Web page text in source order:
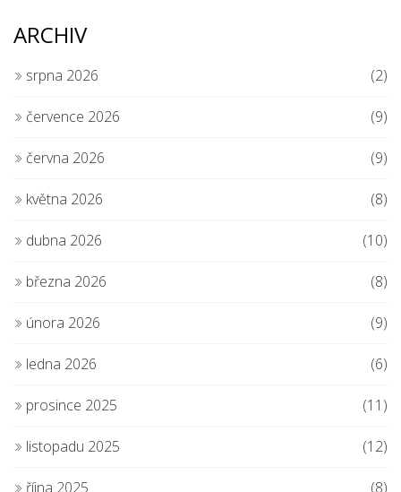
ARCHIV
srpna 2026 (2)
července 2026 (9)
června 2026 (9)
května 2026 (8)
dubna 2026 (10)
března 2026 (8)
února 2026 (9)
ledna 2026 (6)
prosince 2025 (11)
listopadu 2025 (12)
října 2025 (8)